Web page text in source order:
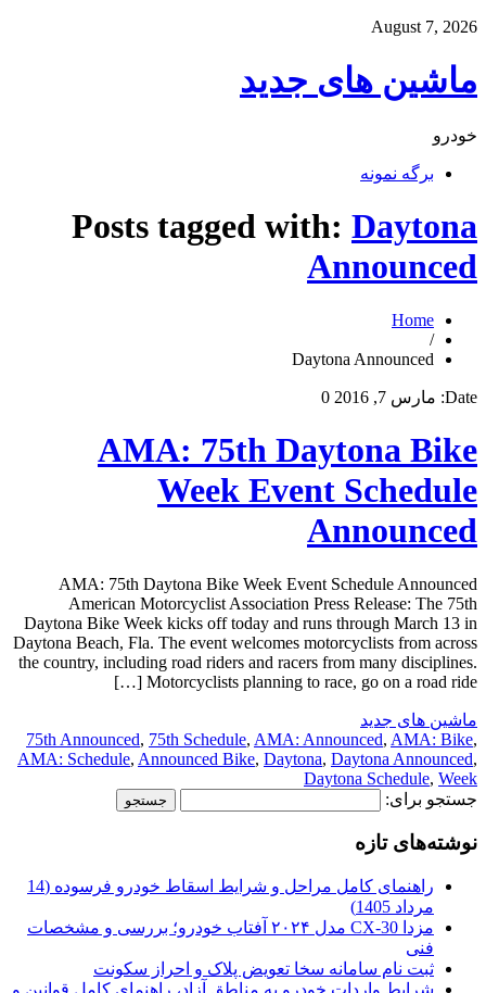
August 7, 2026
ماشین های جدید
خودرو
برگه نمونه
Posts tagged with: Daytona
Announced
Home
/
Daytona Announced
Date: مارس 7, 2016 0
AMA: 75th Daytona Bike
Week Event Schedule
Announced
AMA: 75th Daytona Bike Week Event Schedule Announced
American Motorcyclist Association Press Release: The 75th
Daytona Bike Week kicks off today and runs through March 13 in
Daytona Beach, Fla. The event welcomes motorcyclists from across
the country, including road riders and racers from many disciplines.
Motorcyclists planning to race, go on a road ride […]
ماشین های جدید
75th Announced, 75th Schedule, AMA: Announced, AMA: Bike,
AMA: Schedule, Announced Bike, Daytona, Daytona Announced,
Daytona Schedule, Week
جستجو برای:
نوشته‌های تازه
راهنمای کامل مراحل و شرایط اسقاط خودرو فرسوده (14
مرداد 1405)
مزدا CX-30 مدل ۲۰۲۴ آفتاب خودرو؛ بررسی و مشخصات
فنی
ثبت نام سامانه سخا تعویض پلاک و احراز سکونت
شرایط واردات خودرو به مناطق آزاد، راهنمای کامل قوانین و